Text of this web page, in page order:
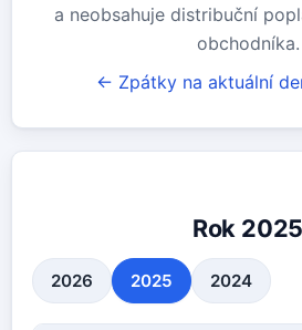
a neobsahuje distribuční
obchodníka.
← Zpátky na aktuální
Rok 2025
2026 2025 2024